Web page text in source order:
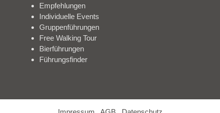
Empfehlungen
Individuelle Events
Gruppenführungen
Free Walking Tour
Bierführungen
Führungsfinder